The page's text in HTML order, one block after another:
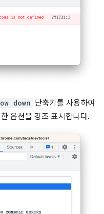
down 단축키를 사용하여
옵션을 강조 표시합니다.